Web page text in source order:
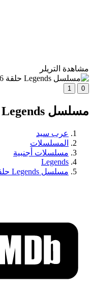
مشاهدة التريلر
0
1
مسلسل Legends حلقة 6 مترجم HD
عرب سيد
المسلسلات
مسلسلات أجنبية
Legends
مسلسل Legends حلقة 6 مترجم HD